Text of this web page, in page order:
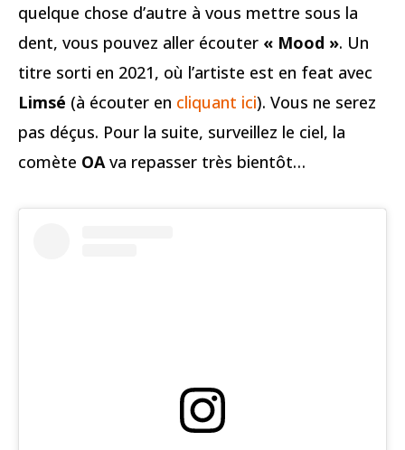
quelque chose d’autre à vous mettre sous la
dent, vous pouvez aller écouter « Mood ». Un
titre sorti en 2021, où l’artiste est en feat avec
Limsé (à écouter en cliquant ici). Vous ne serez
pas déçus. Pour la suite, surveillez le ciel, la
comète OAva repasser très bientôt…